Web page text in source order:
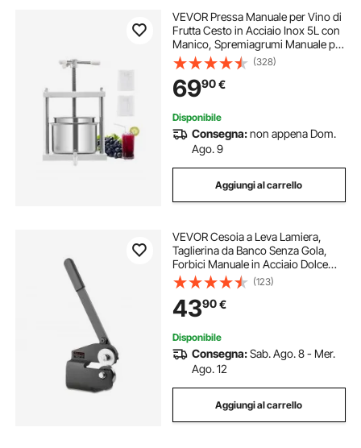
VEVOR Pressa Manuale per Vino di
Frutta Cesto in Acciaio Inox 5L con
Manico, Spremiagrumi Manuale per
Bevande Alcoliche Pressa per
Sidro, Mela, Uva, Tintura, Miele,
Olio d'Oliva Cucina, Casa
(328)
6990€
Disponibile
Consegna:non appena Dom.
Ago. 9
Aggiungi al carrello
VEVOR Cesoia a Leva Lamiera,
Taglierina da Banco Senza Gola,
Forbici Manuale in Acciaio Dolce
Calibro 16, Taglio Spessore
Massimo 1,5 mm per Acciaio,
Rame, Barre d'Armatura, Alluminio
(123)
4390€
Disponibile
Consegna:Sab. Ago. 8 - Mer.
Ago. 12
Aggiungi al carrello